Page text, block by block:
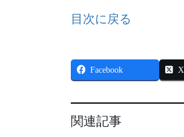
目次に戻る
Facebook X
関連記事